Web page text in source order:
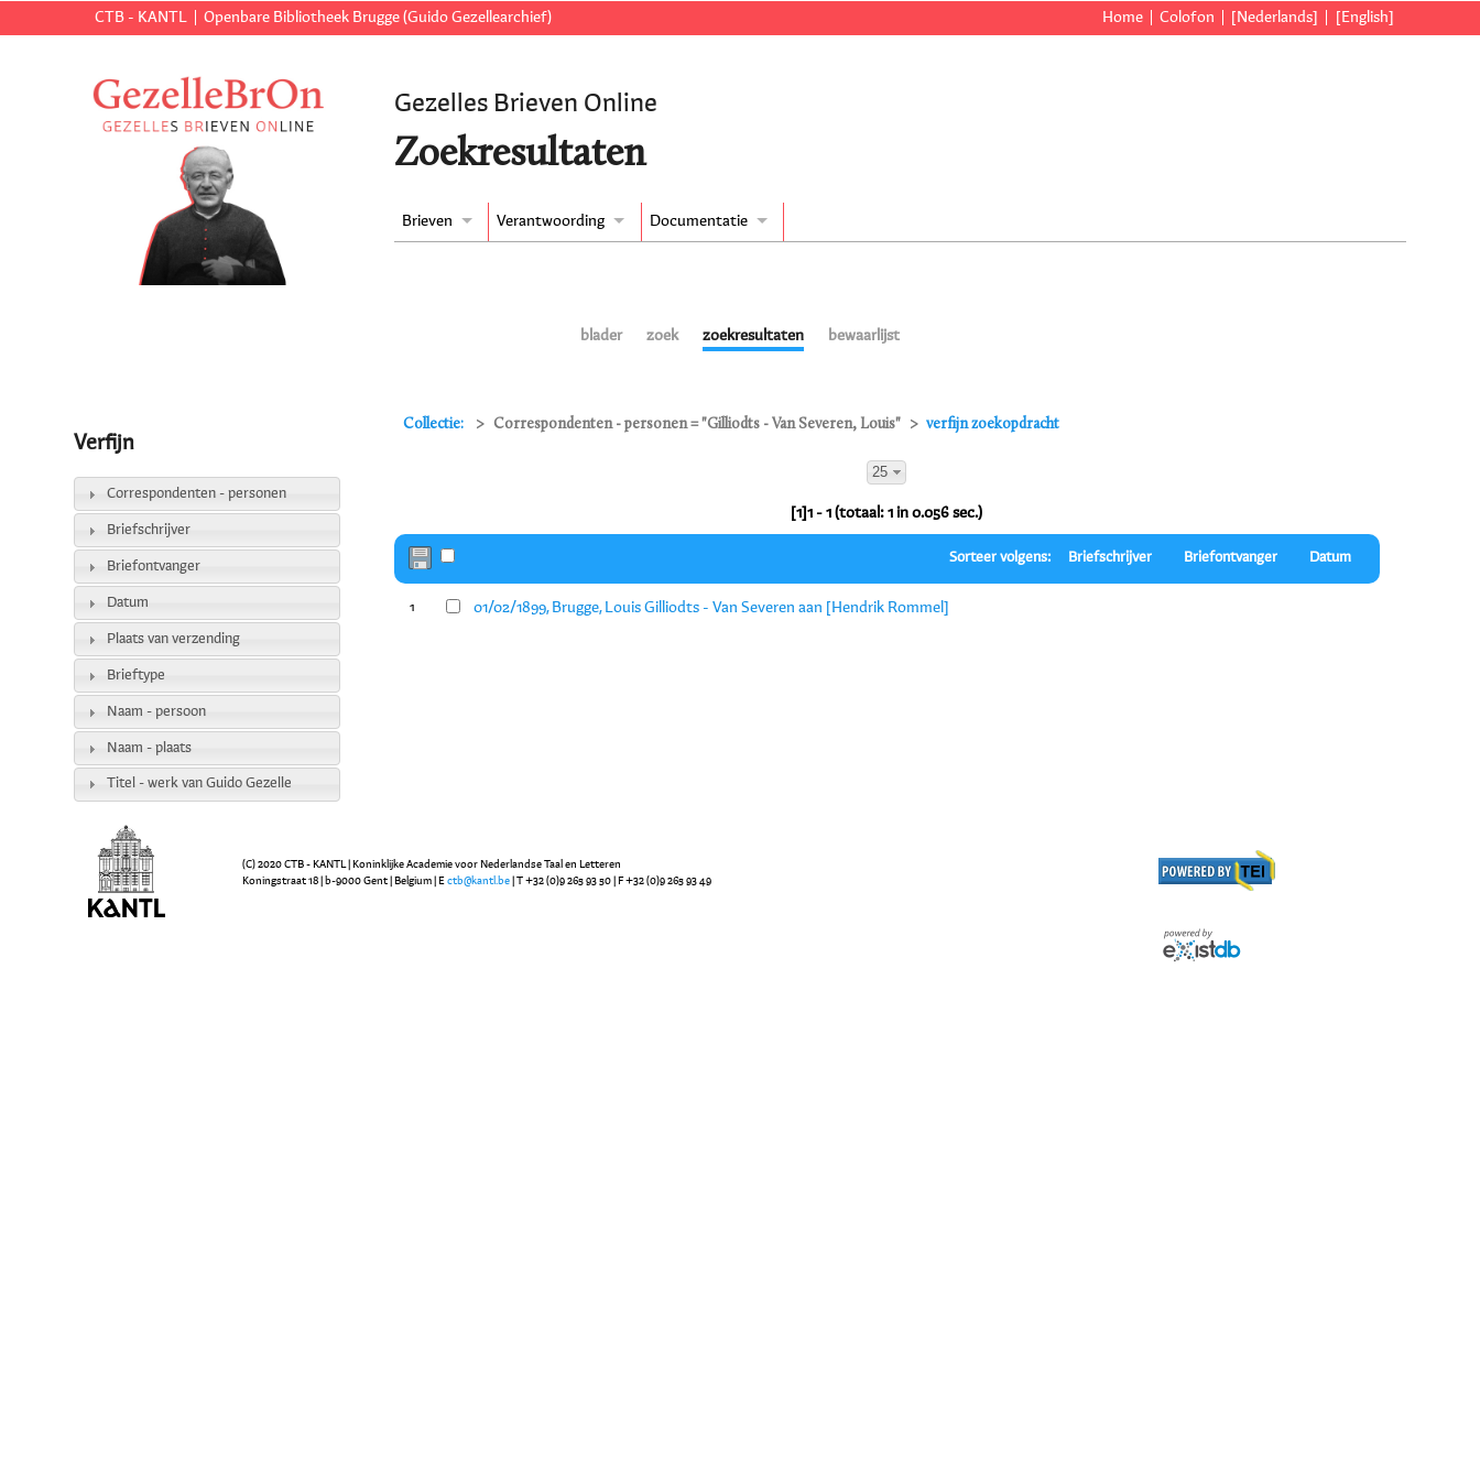
CTB - KANTL Openbare Bibliotheek Brugge (Guido Gezellearchief) Home Colofon [Nederlands] [English]
Gezelles Brieven Online
Zoekresultaten
Brieven Verantwoording Documentatie
blader zoek zoekresultaten bewaarlijst
Collectie: Correspondenten - personen = "Gilliodts - Van Severen, Louis" verfijn zoekopdracht
25
[1]1 - 1 (totaal: 1 in 0.056 sec.)
Sorteer volgens: Briefschrijver Briefontvanger Datum
1 01/02/1899, Brugge, Louis Gilliodts - Van Severen aan [Hendrik Rommel]
Verfijn
Correspondenten - personen
Briefschrijver
Briefontvanger
Datum
Plaats van verzending
Brieftype
Naam - persoon
Naam - plaats
Titel - werk van Guido Gezelle
(C) 2020 CTB - KANTL | Koninklijke Academie voor Nederlandse Taal en Letteren
Koningstraat 18 | b-9000 Gent | Belgium | Ectb@kantl.be | T +32 (0)9 265 93 50 | F +32 (0)9 265 93 49